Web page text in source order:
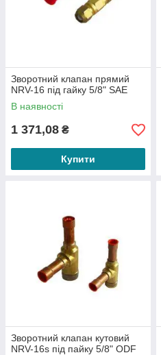
Зворотний клапан прямий
NRV-16 під гайку 5/8" SAE
В наявності
1 371,08 ₴
Купити
Зворотний клапан кутовий
NRV-16s під пайку 5/8" ODF